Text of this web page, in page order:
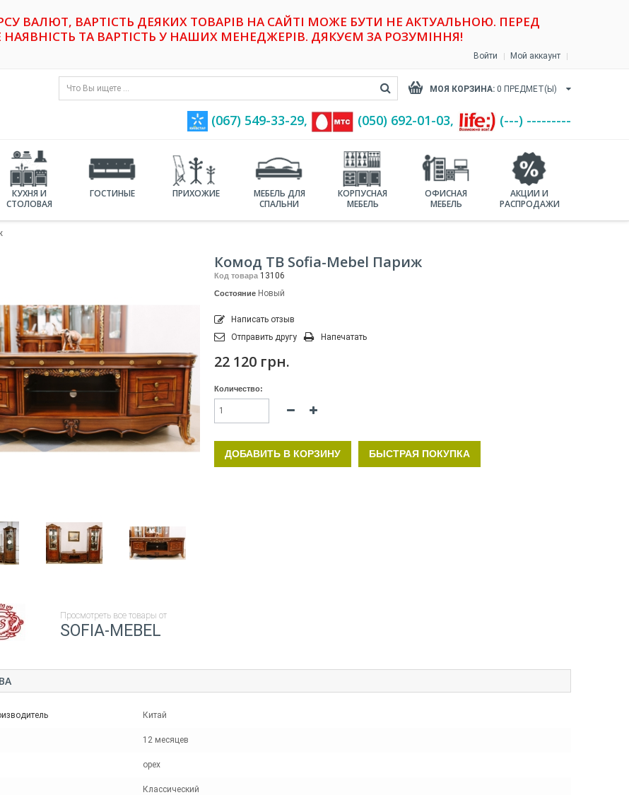
ВАЛЮТ, ВАРТІСТЬ ДЕЯКИХ ТОВАРІВ НА САЙТІ МОЖЕ БУТИ НЕ АКТУАЛЬНОЮ. ПЕРЕД
ТА ВАРТІСТЬ У НАШИХ МЕНЕДЖЕРІВ. ДЯКУЄМ ЗА РОЗУМІННЯ!
Войти Мой аккаунт
МОЯ КОРЗИНА: 0 ПРЕДМЕТ(Ы)
(067) 549-33-29, (‎050) 692-01-03, (---) ---------
КУХНЯ И
СТОЛОВАЯ
ГОСТИНЫЕ ПРИХОЖИЕ
МЕБЕЛЬ ДЛЯ
СПАЛЬНИ
КОРПУСНАЯ
МЕБЕЛЬ
ОФИСНАЯ
МЕБЕЛЬ
АКЦИИ И
РАСПРОДАЖИ
Просмотреть все товары от
SOFIA-MEBEL
Комод ТВ Sofia-Mebel Париж
Код товара 13106
Состояние Новый
Написать отзыв
Отправить другу
Напечатать
22 120 грн.
Количество:
ДОБАВИТЬ В КОРЗИНУ БЫСТРАЯ ПОКУПКА
Китай
12 месяцев
орех
Классический